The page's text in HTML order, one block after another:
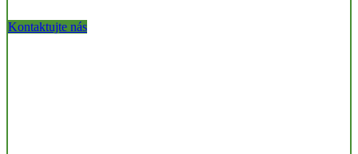
Kontaktujte nás